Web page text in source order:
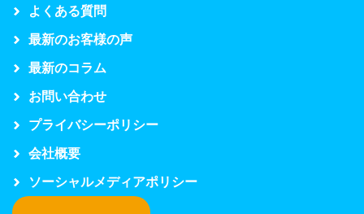
よくある質問
最新のお客様の声
最新のコラム
お問い合わせ
プライバシーポリシー
会社概要
ソーシャルメディアポリシー